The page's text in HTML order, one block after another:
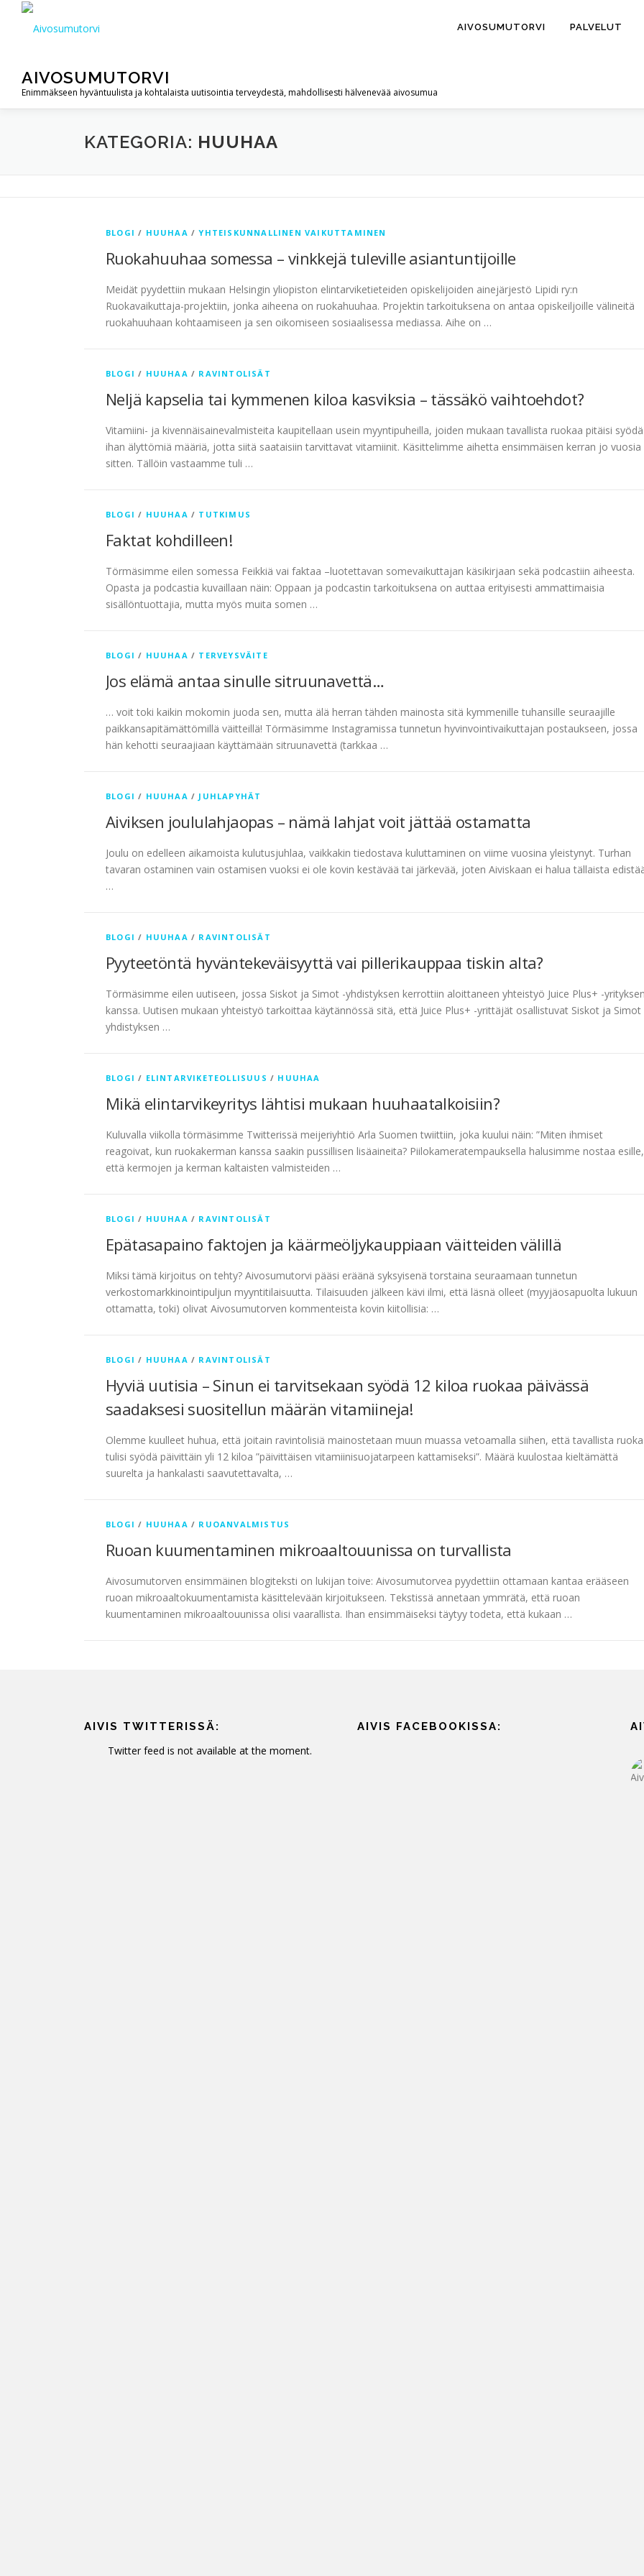
sisältöön
AIVOSUMUTORVI
Enimmäkseen hyväntuulista ja kohtalaista uutisointia terveydestä, mahdollisesti hälvenevää aivosumua
AIVOSUMUTORVI PALVELUT
KATEGORIA: HUUHAA
BLOGI / HUUHAA /YHTEISKUNNALLINEN VAIKUTTAMINEN
Ruokahuuhaa somessa – vinkkejä tuleville asiantuntijoille
Meidät pyydettiin mukaan Helsingin yliopiston elintarviketieteiden opiskelijoiden ainejärjestö Lipidi ry:n
Ruokavaikuttaja-projektiin, jonka aiheena on ruokahuuhaa. Projektin tarkoituksena on antaa opiskeiljoille välineitä
ruokahuuhaan kohtaamiseen ja sen oikomiseen sosiaalisessa mediassa. Aihe on …
BLOGI / HUUHAA / RAVINTOLISÄT
Neljä kapselia tai kymmenen kiloa kasviksia – tässäkö vaihtoehdot?
Vitamiini- ja kivennäisainevalmisteita kaupitellaan usein myyntipuheilla, joiden mukaan tavallista ruokaa pitäisi syödä
ihan älyttömiä määriä, jotta siitä saataisiin tarvittavat vitamiinit. Käsittelimme aihetta ensimmäisen kerran jo vuosia
sitten. Tällöin vastaamme tuli …
BLOGI / HUUHAA / TUTKIMUS
Faktat kohdilleen!
Törmäsimme eilen somessa Feikkiä vai faktaa –luotettavan somevaikuttajan käsikirjaan sekä podcastiin aiheesta.
Opasta ja podcastia kuvaillaan näin: Oppaan ja podcastin tarkoituksena on auttaa erityisesti ammattimaisia
sisällöntuottajia, mutta myös muita somen …
BLOGI / HUUHAA / TERVEYSVÄITE
Jos elämä antaa sinulle sitruunavettä…
… voit toki kaikin mokomin juoda sen, mutta älä herran tähden mainosta sitä kymmenille tuhansille seuraajille
paikkansapitämättömillä väitteillä! Törmäsimme Instagramissa tunnetun hyvinvointivaikuttajan postaukseen, jossa
hän kehotti seuraajiaan käyttämään sitruunavettä (tarkkaa …
BLOGI / HUUHAA / JUHLAPYHÄT
Aiviksen joululahjaopas – nämä lahjat voit jättää ostamatta
Joulu on edelleen aikamoista kulutusjuhlaa, vaikkakin tiedostava kuluttaminen on viime vuosina yleistynyt. Turhan
tavaran ostaminen vain ostamisen vuoksi ei ole kovin kestävää tai järkevää, joten Aiviskaan ei halua tällaista
…
BLOGI / HUUHAA / RAVINTOLISÄT
Pyyteetöntä hyväntekeväisyyttä vai pillerikauppaa tiskin alta?
Törmäsimme eilen uutiseen, jossa Siskot ja Simot -yhdistyksen kerrottiin aloittaneen yhteistyö Juice Plus+ -
kanssa. Uutisen mukaan yhteistyö tarkoittaa käytännössä sitä, että Juice Plus+ -yrittäjät osallistuvat Siskot ja Simot
yhdistyksen …
BLOGI / ELINTARVIKETEOLLISUUS / HUUHAA
Mikä elintarvikeyritys lähtisi mukaan huuhaatalkoisiin?
Kuluvalla viikolla törmäsimme Twitterissä meijeriyhtiö Arla Suomen twiittiin, joka kuului näin: ”Miten ihmiset
reagoivat, kun ruokakerman kanssa saakin pussillisen lisäaineita? Piilokameratempauksella halusimme nostaa esille,
että kermojen ja kerman kaltaisten valmisteiden …
BLOGI / HUUHAA / RAVINTOLISÄT
Epätasapaino faktojen ja käärmeöljykauppiaan väitteiden välillä
Miksi tämä kirjoitus on tehty? Aivosumutorvi pääsi eräänä syksyisenä torstaina seuraamaan tunnetun
verkostomarkkinointipuljun myyntitilaisuutta. Tilaisuuden jälkeen kävi ilmi, että läsnä olleet (myyjäosapuolta lukuun
ottamatta, toki) olivat Aivosumutorven kommenteista kovin kiitollisia: …
BLOGI / HUUHAA / RAVINTOLISÄT
Hyviä uutisia – Sinun ei tarvitsekaan syödä 12 kiloa ruokaa päivässä
saadaksesi suositellun määrän vitamiineja!
Olemme kuulleet huhua, että joitain ravintolisiä mainostetaan muun muassa vetoamalla siihen, että tavallista
tulisi syödä päivittäin yli 12 kiloa ”päivittäisen vitamiinisuojatarpeen kattamiseksi”. Määrä kuulostaa kieltämättä
suurelta ja hankalasti saavutettavalta, …
BLOGI / HUUHAA / RUOANVALMISTUS
Ruoan kuumentaminen mikroaaltouunissa on turvallista
Aivosumutorven ensimmäinen blogiteksti on lukijan toive: Aivosumutorvea pyydettiin ottamaan kantaa erääseen
ruoan mikroaaltokuumentamista käsittelevään kirjoitukseen. Tekstissä annetaan ymmrätä, että ruoan
kuumentaminen mikroaaltouunissa olisi vaarallista. Ihan ensimmäiseksi täytyy todeta, että kukaan …
AIVIS TWITTERISSÄ:
Twitter feed is not available at the moment.
AIVIS FACEBOOKISSA: